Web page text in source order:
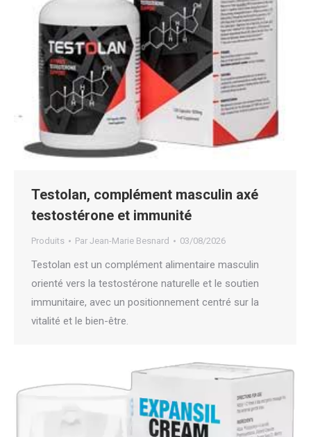
Testolan, complément masculin axé
testostérone et immunité
Produits Par Jean-Marie Besnard 03/08/2026
Testolan est un complément alimentaire masculin
orienté vers la testostérone naturelle et le soutien
immunitaire, avec un positionnement centré sur la
vitalité et le bien-être.